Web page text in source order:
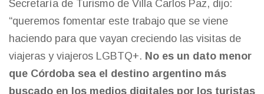
Secretaría de Turismo de Villa Carlos Paz, dijo:
“queremos fomentar este trabajo que se viene
haciendo para que vayan creciendo las visitas de
viajeras y viajeros LGBTQ+. No es un dato menor
que Córdoba sea el destino argentino más
buscado en los medios digitales por los turistas